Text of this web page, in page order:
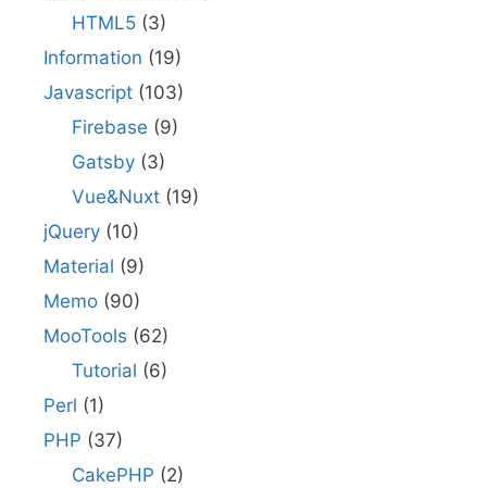
HTML5(3)
Information (19)
Javascript (103)
Firebase (9)
Gatsby(3)
Vue&Nuxt(19)
jQuery (10)
Material (9)
Memo (90)
MooTools (62)
Tutorial (6)
Perl (1)
PHP (37)
CakePHP (2)